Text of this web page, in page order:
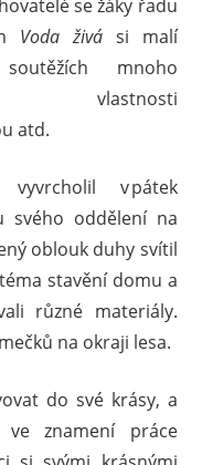
se žáky řadu
Voda živási malí
mnoho
vlastnosti
atd.
v pátek
svého oddělení na
oblouk duhy svítil
stavění domu a
různé materiály.
na okraji lesa.
do své krásy, a
znamení práce